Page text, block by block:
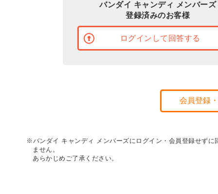
バンダイ キャンディ メンバーズ
登録済みのお客様
ログインして回答する
会員登録
※バンダイ キャンディ メンバーズにログイン・会員登録せず
ません。
あらかじめご了承ください。